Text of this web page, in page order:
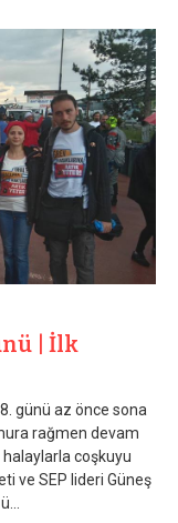
| İlk
günü az önce sona
rağmen devam
coşkuyu
ve SEP lideri Güneş